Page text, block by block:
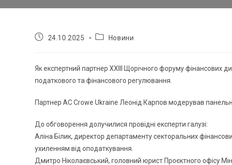
24.10.2025 Новини
Як експертний партнер XXIII Щорічного форуму фінансових
податкового та фінансового регулювання.
Партнер AC Crowe Ukraine Леонід Карпов модерував
До обговорення долучилися провідні експерти галузі:
Аліна Білик, директор департаменту секторальних
ухиленням від оподаткування.
Дмитро Ніколаєвський, головний юрист Проєктного офісу